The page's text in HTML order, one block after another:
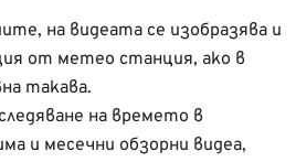
на видеата се изобразява и
от метео станция, ако в
такава.
на времето в
и месечни обзорни видеа,